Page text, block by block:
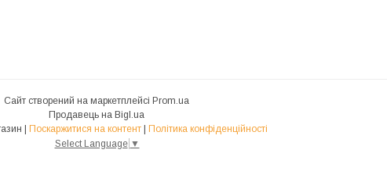
Сайт створений на маркетплейсі Prom.ua
Продавець на Bigl.ua
Поскаржитися на контент
Політика конфіденційності
Select Language ▼